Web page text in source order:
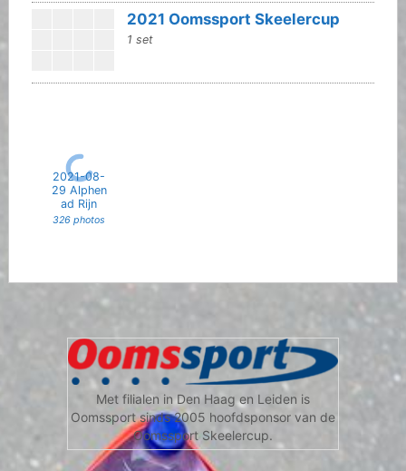
2021 Oomssport Skeelercup
1 set
2021-08-
29 Alphen
ad Rijn
326 photos
Met filialen in Den Haag en Leiden is
Oomssport sinds 2005 hoofdsponsor van de
Oomssport Skeelercup.